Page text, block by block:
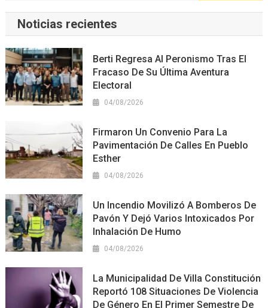
Noticias recientes
Berti Regresa Al Peronismo Tras El
Fracaso De Su Última Aventura
Electoral
04/08/2026
Firmaron Un Convenio Para La
Pavimentación De Calles En Pueblo
Esther
04/08/2026
Un Incendio Movilizó A Bomberos De
Pavón Y Dejó Varios Intoxicados Por
Inhalación De Humo
04/08/2026
La Municipalidad De Villa Constitución
Reportó 108 Situaciones De Violencia
De Género En El Primer Semestre De